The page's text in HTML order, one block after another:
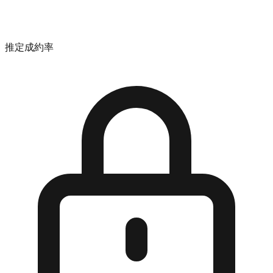
推定成約率